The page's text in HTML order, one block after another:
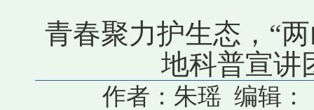
青春聚力护生态，“
地科普宣讲
作者：朱瑶 编辑